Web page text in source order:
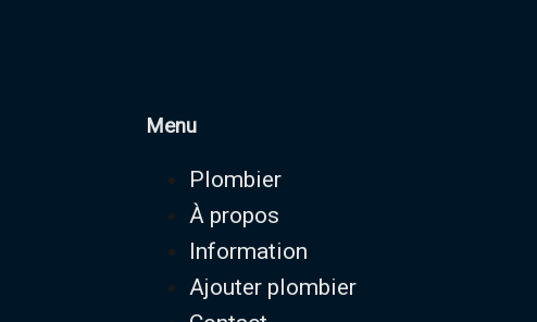
Menu
Plombier
À propos
Information
Ajouter plombier